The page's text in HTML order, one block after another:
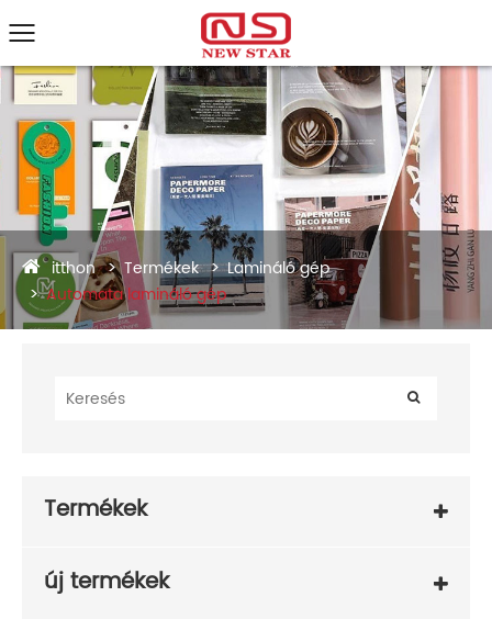
itthon Termékek
Lamináló gép
Automata lamináló gép
Termékek
új termékek